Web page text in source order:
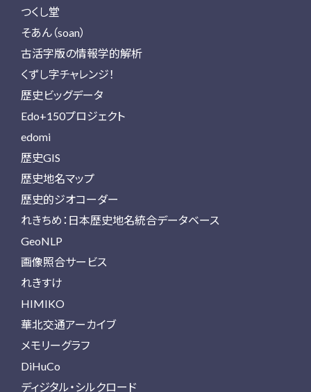
つくし堂
そあん（soan）
古活字版の情報学的解析
くずし字チャレンジ！
歴史ビッグデータ
Edo+150プロジェクト
edomi
歴史GIS
歴史地名マップ
歴史的ジオコーダー
れきちめ：日本歴史地名統合データベース
GeoNLP
画像照合サービス
れきすけ
HIMIKO
華北交通アーカイブ
メモリーグラフ
DiHuCo
ディジタル・シルクロード